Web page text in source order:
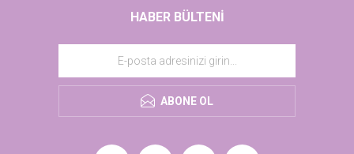
HABER BÜLTENI
ABONE OL